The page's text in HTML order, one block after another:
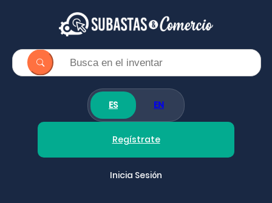
ES EN
Regístrate
Inicia Sesión